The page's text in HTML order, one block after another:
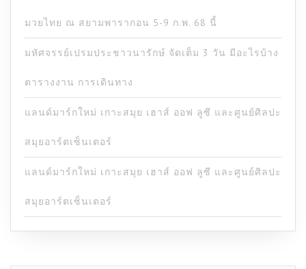
มวยไทย ณ สยามพารากอน 5-9 ก.พ. 68 นี้
มหัศจรรย์เปรมประชาวนารักษ์ จัดเต็ม 3 วัน มีอะไรบ้าง
ตารางงาน การเดินทาง
แลนด์มาร์กใหม่ เกาะสมุย เฮาส์ ออฟ ลูซี และศูนย์ศิลปะ
สมุยอาร์ตเซ็นเตอร์
แลนด์มาร์กใหม่ เกาะสมุย เฮาส์ ออฟ ลูซี และศูนย์ศิลปะ
สมุยอาร์ตเซ็นเตอร์